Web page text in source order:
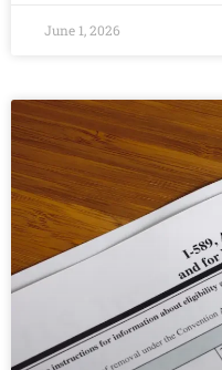
June 1, 2026